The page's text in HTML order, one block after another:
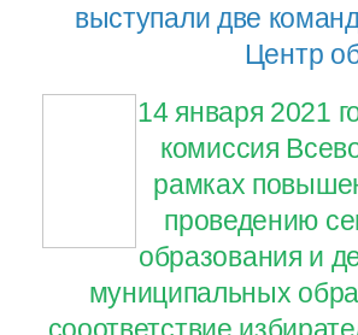
выступали две
Центр
14 января 2021
комиссия
рамках
проведению
образования и
муниципальных